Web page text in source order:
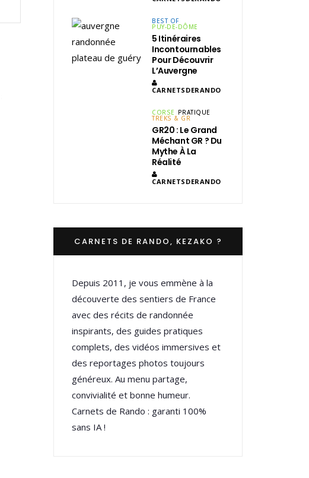
BEST OF
PUY-DE-DÔME
5 Itinéraires
Incontournables
Pour Découvrir
L’Auvergne
CARNETSDERANDO
CORSE PRATIQUE
TREKS & GR
GR20 : Le Grand
Méchant GR ? Du
Mythe À La
Réalité
CARNETSDERANDO
CARNETS DE RANDO, KEZAKO ?
Depuis 2011, je vous emmène à la
découverte des sentiers de France
avec des récits de randonnée
inspirants, des guides pratiques
complets, des vidéos immersives et
des reportages photos toujours
généreux. Au menu partage,
convivialité et bonne humeur.
Carnets de Rando : garanti 100%
sans IA !